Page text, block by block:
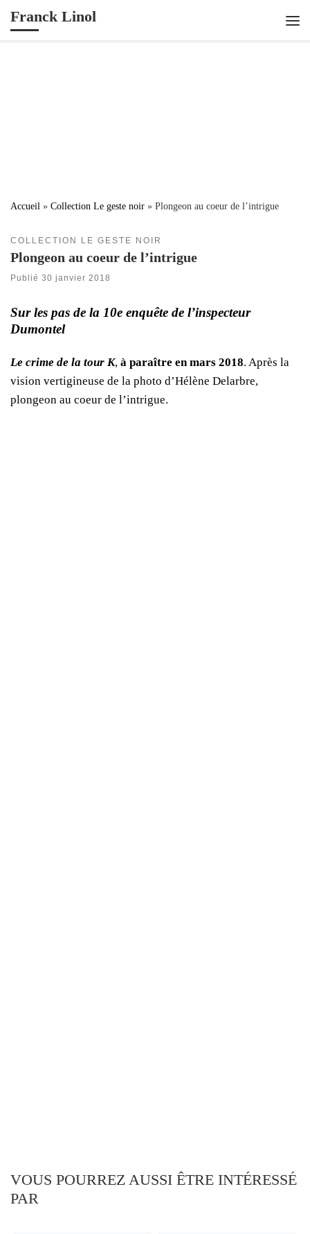
Passer au contenu
Franck Linol
Accueil » Collection Le geste noir » Plongeon au coeur de l’intrigue
COLLECTION LE GESTE NOIR
Plongeon au coeur de l’intrigue
Publié 30 janvier 2018
Sur les pas de la 10e enquête de l’inspecteur
Dumontel
Le crime de la tour K, à paraître en mars 2018. Après la
vision vertigineuse de la photo d’Hélène Delarbre,
plongeon au coeur de l’intrigue.
VOUS POURREZ AUSSI ÊTRE INTÉRESSÉ
PAR